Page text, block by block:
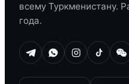
всему Туркменистану.
года.